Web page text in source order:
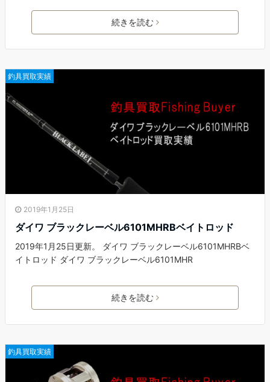
続きを読む
釣具買取実績
2019年1月25日
ダイワ ブラックレーベル6101MHRBベイトロッド
2019年1月25日更新。 ダイワ ブラックレーベル6101MHRBベ
イトロッド ダイワ ブラックレーベル6101MHR
続きを読む
釣具買取実績